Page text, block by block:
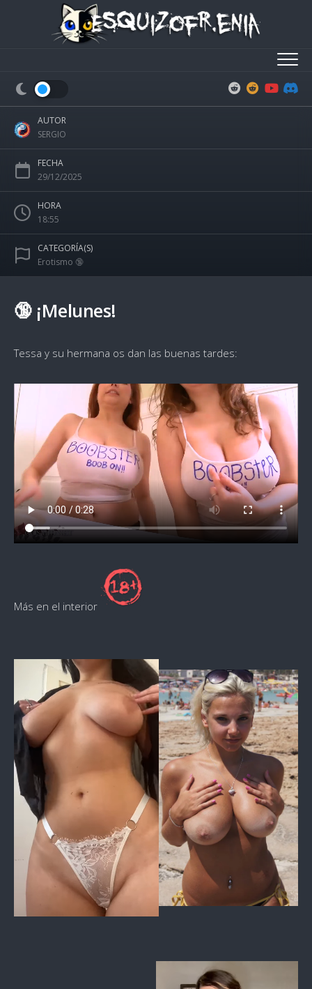
AUTOR
SERGIO
FECHA
29/12/2025
HORA
18:55
CATEGORÍA(S)
Erotismo 🔞
🔞 ¡Melunes!
Tessa y su hermana os dan las buenas tardes:
Más en el interior